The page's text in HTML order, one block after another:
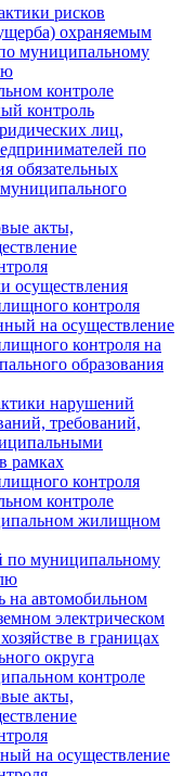
рисков
охраняемым
муниципальному
контроле
контроль
лиц,
по
обязательных
акты,
осуществления
контроля
на осуществление
контроля на
образования
нарушений
требований,
рамках
контроля
контроле
жилищном
по муниципальному
на автомобильном
электрическом
в границах
округа
контроле
акты,
на осуществление